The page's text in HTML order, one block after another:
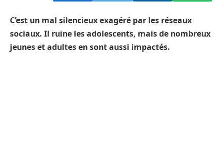
C’est un mal silencieux exagéré par les réseaux
sociaux. Il ruine les adolescents, mais de nombreux
jeunes et adultes en sont aussi impactés.